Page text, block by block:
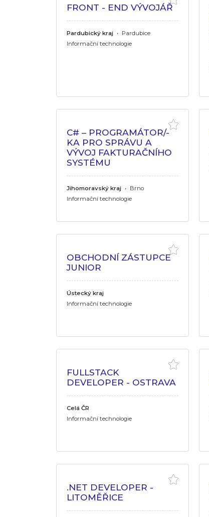
FRONT - END VÝVOJÁŘ
Pardubický kraj • Pardubice
Informační technologie
C# – PROGRAMÁTOR/-
KA PRO SPRÁVU A
VÝVOJ FAKTURAČNÍHO
SYSTÉMU
Jihomoravský kraj • Brno
Informační technologie
OBCHODNÍ ZÁSTUPCE
JUNIOR
Ústecký kraj
Informační technologie
FULLSTACK
DEVELOPER - OSTRAVA
Celá ČR
Informační technologie
.NET DEVELOPER -
LITOMĚŘICE